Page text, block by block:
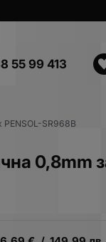
55 99 413
SR968B
0,8mm